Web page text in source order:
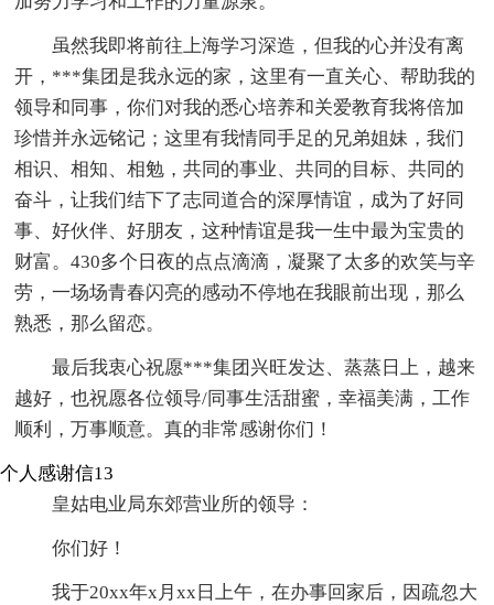
虽然我即将前往上海学习深造，但我的心并没有离
开，***集团是我永远的家，这里有一直关心、帮助我的
领导和同事，你们对我的悉心培养和关爱教育我将倍加
珍惜并永远铭记；这里有我情同手足的兄弟姐妹，我们
相识、相知、相勉，共同的事业、共同的目标、共同的
奋斗，让我们结下了志同道合的深厚情谊，成为了好同
事、好伙伴、好朋友，这种情谊是我一生中最为宝贵的
财富。430多个日夜的点点滴滴，凝聚了太多的欢笑与辛
劳，一场场青春闪亮的感动不停地在我眼前出现，那么
熟悉，那么留恋。
最后我衷心祝愿***集团兴旺发达、蒸蒸日上，越来
越好，也祝愿各位领导/同事生活甜蜜，幸福美满，工作
顺利，万事顺意。真的非常感谢你们！
个人感谢信13
皇姑电业局东郊营业所的领导：
你们好！
我于20xx年x月xx日上午，在办事回家后，因疏忽大